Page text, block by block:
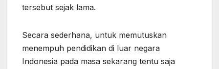
tersebut sejak lama.
Secara sederhana, untuk memutuskan
menempuh pendidikan di luar negara
Indonesia pada masa sekarang tentu saja